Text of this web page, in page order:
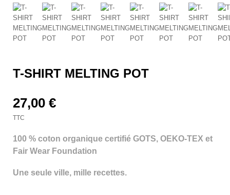
T-SHIRT MELTING POT
27,00 €
TTC
100 % coton organique certifié GOTS, OEKO-TEX et
Fair Wear Foundation
Une seule ville, mille recettes.